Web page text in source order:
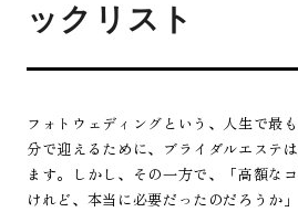
ックリスト
フォトウェディングという、人生で最
分で迎えるために、ブライダルエステ
ます。しかし、その一方で、「高額な
けれど、本当に必要だったのだろうか